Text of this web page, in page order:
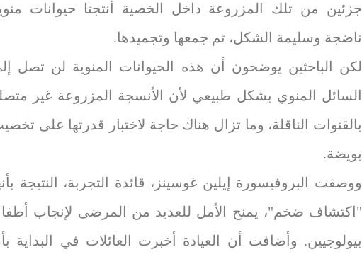
جزئين من تلك المزروعة داخل الخصية أنتجتا حيوانات
ناضجة وسليمة الشكل، تم جمعها وتجميدها.
لكن الباحثين يوضحون أن هذه الحيوانات المنوية لن تصل
السائل المنوي بشكل طبيعي لأن الأنسجة المزروعة غير
بالقنوات الناقلة، وما تزال هناك حاجة لاختبار قدرتها على
بويضة.
ووصفت البروفيسورة إيلين غوسينز، قائدة التجربة، النتيجة
"اكتشاف ضخم"، يمنح الأمل للعديد من المرضى لإنجاب
بيولوجيين. وأضافت أن العيادة أخبرت العائلات في البداية